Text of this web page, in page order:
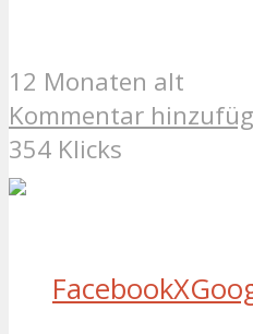
12 Monaten alt
Kommentar
354 Klicks
FacebookX